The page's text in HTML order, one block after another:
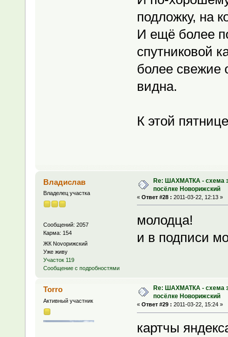
подложку, на
И ещё более
спутниковой
более свежие
видна.
К этой
Владислав
Владелец участка
Сообщений: 2057
Карма: 154
ЖК Novoрижский
Уже живу
Участок 119
Сообщение с подробностями
Re: ШАХМАТКА - схема
посёлке Новорижский
« Ответ #28 : 2011-03-22, 12:13 »
молодца!
и в подписи
Torro
Активный участник
Re: ШАХМАТКА - схема
посёлке Новорижский
« Ответ #29 : 2011-03-22, 15:24 »
картчы